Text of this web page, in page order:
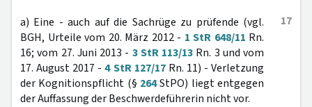
17
a) Eine - auch auf die Sachrüge zu prüfende (vgl.
BGH, Urteile vom 20. März 2012 - 1 StR 648/11 Rn.
16; vom 27. Juni 2013 - 3 StR 113/13 Rn. 3 und vom
17. August 2017 -4 StR 127/17Rn. 11) - Verletzung
der Kognitionspflicht (§ 264StPO) liegt entgegen
der Auffassung der Beschwerdeführerin nicht vor.